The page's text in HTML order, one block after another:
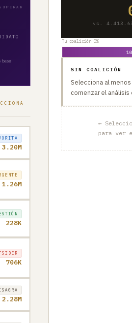
base
3.20M
1.26M
228K
706K
2.28M
vs.
Tu coalición 0%
SIN COALICIÓN
Selecciona al menos
comenzar el
←
para ver